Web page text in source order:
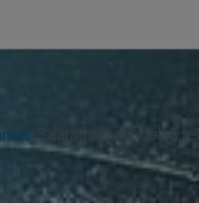
. Saatat saada meiltä